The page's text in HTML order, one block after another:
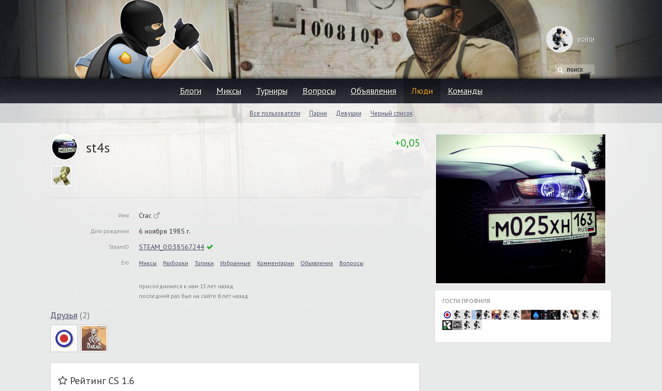
войти
Блоги Миксы Турниры Вопросы Объявления Люди Команды
Все пользователи Парни Девушки Черный список
st4s +0,05
Имя Стас
Дата рождения 6 ноября 1985 г.
SteamID STEAM_0:0:38567244
Его Миксы Разборки Топики Избранные Комментарии Объявления Вопросы
присоединился к нам 13 лет назад
последний раз был на сайте 8 лет назад
Друзья (2)
Рейтинг CS 1.6
ГОСТИ ПРОФИЛЯ